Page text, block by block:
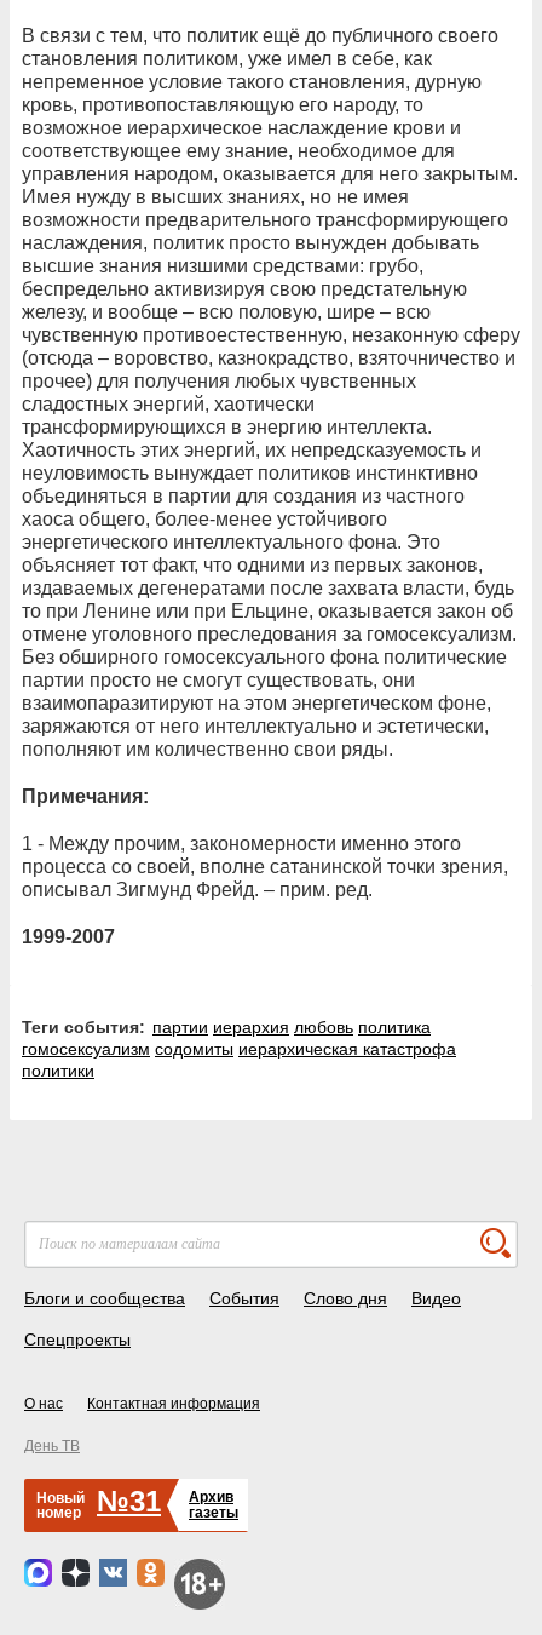
В связи с тем, что политик ещё до публичного своего
становления политиком, уже имел в себе, как
непременное условие такого становления, дурную
кровь, противопоставляющую его народу, то
возможное иерархическое наслаждение крови и
соответствующее ему знание, необходимое для
управления народом, оказывается для него закрытым.
Имея нужду в высших знаниях, но не имея
возможности предварительного трансформирующего
наслаждения, политик просто вынужден добывать
высшие знания низшими средствами: грубо,
беспредельно активизируя свою предстательную
железу, и вообще – всю половую, шире – всю
чувственную противоестественную, незаконную сферу
(отсюда – воровство, казнокрадство, взяточничество и
прочее) для получения любых чувственных
сладостных энергий, хаотически
трансформирующихся в энергию интеллекта.
Хаотичность этих энергий, их непредсказуемость и
неуловимость вынуждает политиков инстинктивно
объединяться в партии для создания из частного
хаоса общего, более-менее устойчивого
энергетического интеллектуального фона. Это
объясняет тот факт, что одними из первых законов,
издаваемых дегенератами после захвата власти, будь
то при Ленине или при Ельцине, оказывается закон об
отмене уголовного преследования за гомосексуализм.
Без обширного гомосексуального фона политические
партии просто не смогут существовать, они
взаимопаразитируют на этом энергетическом фоне,
заряжаются от него интеллектуально и эстетически,
пополняют им количественно свои ряды.
Примечания:
1 - Между прочим, закономерности именно этого
процесса со своей, вполне сатанинской точки зрения,
описывал Зигмунд Фрейд. – прим. ред.
1999-2007
Теги события: партии иерархия любовь политика
гомосексуализм содомиты иерархическая катастрофа
политики
Блоги и сообщества События Слово дня Видео
Спецпроекты
О нас Контактная информация
День ТВ
Новый
номер
№31
Архив
газеты